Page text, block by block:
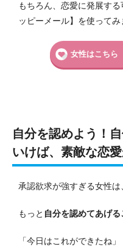
もちろん、恋愛に発展す
ッピーメール】を使ってみ
女性はこちら
自分を認めよう！
いけば、素敵な恋
承認欲求が強すぎる女性は
もっと 自分を認めてあげる
「今日はこれができたね